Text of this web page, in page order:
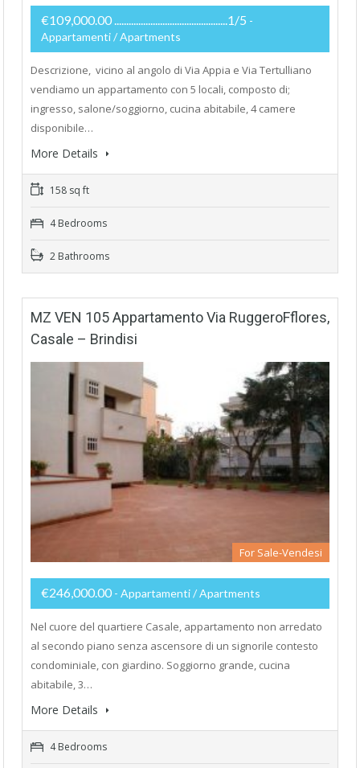
€109,000.00 ...............................................1/5 -
Appartamenti / Apartments
Descrizione, vicino al angolo di Via Appia e Via Tertulliano
vendiamo un appartamento con 5 locali, composto di;
ingresso, salone/soggiorno, cucina abitabile, 4 camere
disponibile…
More Details
158 sq ft
4 Bedrooms
2 Bathrooms
MZ VEN 105 Appartamento Via RuggeroFflores,
Casale – Brindisi
For Sale-Vendesi
€246,000.00 - Appartamenti / Apartments
Nel cuore del quartiere Casale, appartamento non arredato
al secondo piano senza ascensore di un signorile contesto
condominiale, con giardino. Soggiorno grande, cucina
abitabile, 3…
More Details
4 Bedrooms